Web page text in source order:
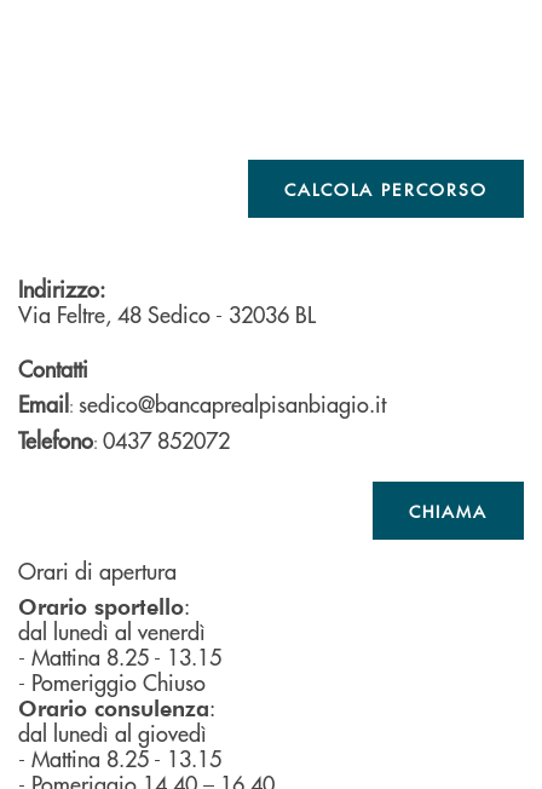
CALCOLA PERCORSO
Indirizzo:
Via Feltre, 48 Sedico - 32036 BL
Contatti
Email: sedico@bancaprealpisanbiagio.it
Telefono: 0437 852072
CHIAMA
Orari di apertura
Orario sportello:
dal lunedì al venerdì
- Mattina 8.25 - 13.15
- Pomeriggio Chiuso
Orario consulenza:
dal lunedì al giovedì
- Mattina 8.25 - 13.15